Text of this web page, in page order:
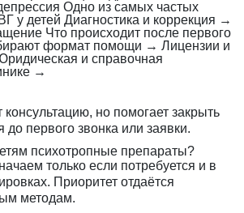
Одно из самых частых
у детей Диагностика и коррекция →
Что происходит после первого
формат помощи → Лицензии и
и справочная
→
но помогает закрыть
первого звонка или заявки.
психотропные препараты?
только если потребуется и в
Приоритет отдаётся
методам.